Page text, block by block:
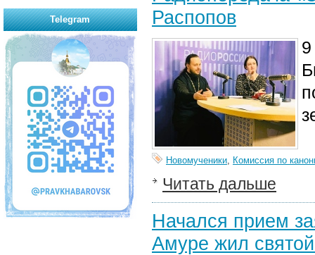
Распопов
Новомученики, Комиссия по
Читать дальше
Начался прием
Амуре жил
Telegram